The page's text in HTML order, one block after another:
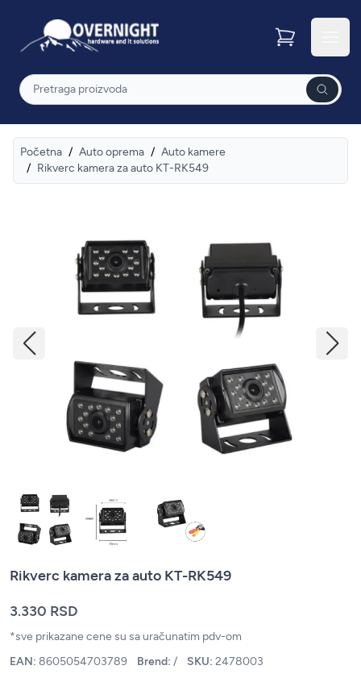
Overnight
Pretraga
Početna / Auto oprema / Auto kamere
/ Rikverc kamera za auto KT-RK549
Rikverc kamera za auto KT-RK549
3.330 RSD
*sve prikazane cene su sa uračunatim pdv-om
EAN: 8605054703789 Brend: / SKU: 2478003